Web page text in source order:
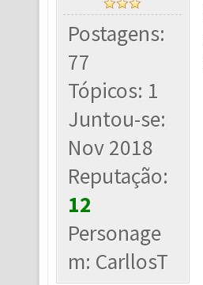
Postagens:
77
Tópicos: 1
Juntou-se:
Nov 2018
Reputação:
12
Personage
m: CarllosT